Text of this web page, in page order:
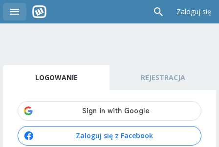
Zaloguj się
LOGOWANIE REJESTRACJA
Zaloguj się z Facebook